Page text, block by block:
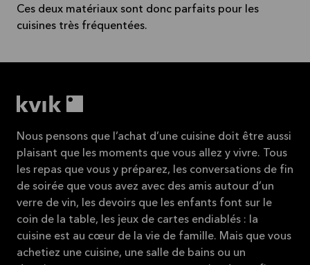
Ces deux matériaux sont donc parfaits pour les
cuisines très fréquentées.
Nous pensons que l’achat d’une cuisine doit être aussi
plaisant que les moments que vous allez y vivre. Tous
les repas que vous y préparez, les conversations de fin
de soirée que vous avez avec des amis autour d’un
verre de vin, les devoirs que les enfants font sur le
coin de la table, les jeux de cartes endiablés : la
cuisine est au cœur de la vie de famille. Mais que vous
achetiez une cuisine, une salle de bains ou un